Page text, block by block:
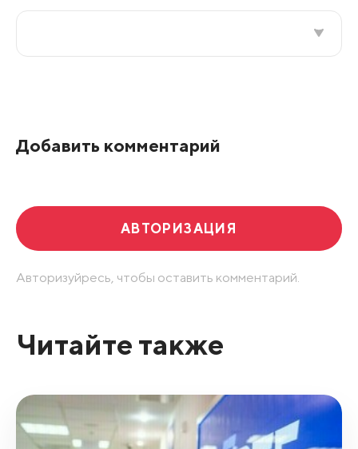
Добавить комментарий
АВТОРИЗАЦИЯ
Авторизуйресь, чтобы оставить комментарий.
Читайте также